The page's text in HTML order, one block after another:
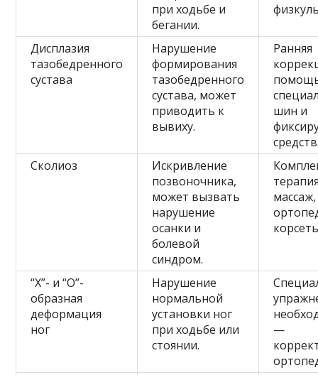
при ходьбе и
бегании.
Дисплазия
тазобедренного
сустава
Нарушение
формирования
тазобедренного
сустава, может
приводить к
вывиху.
Ранняя
шин и
Сколиоз
Искривление
позвоночника,
может вызвать
нарушение
осанки и
болевой
синдром.
массаж,
“Х”- и “О”-
образная
деформация
ног
Нарушение
нормальной
установки ног
при ходьбе или
стоянии.
—